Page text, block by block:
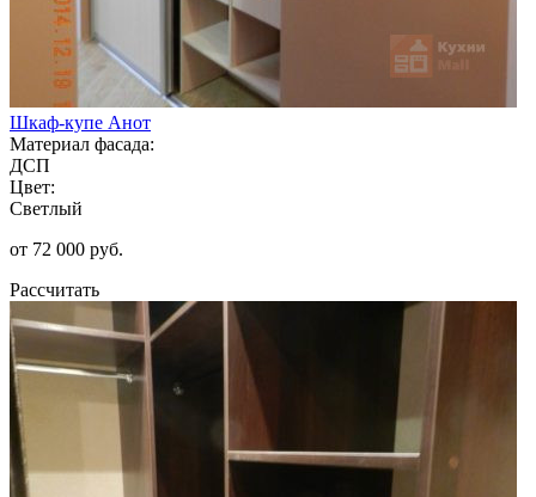
Шкаф-купе Анот
Материал фасада:
ДСП
Цвет:
Светлый
от 72 000 руб.
Рассчитать